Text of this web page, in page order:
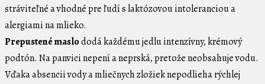
stráviteľné a vhodné pre ľudí s laktózovou intoleranciou a
alergiami na mlieko.
Prepustené maslododá každému jedlu intenzívny, krémový
podtón. Na panvici nepení a neprská, pretože neobsahuje vodu.
Vďaka absencii vody a mliečnych zložiek nepodlieha rýchlej